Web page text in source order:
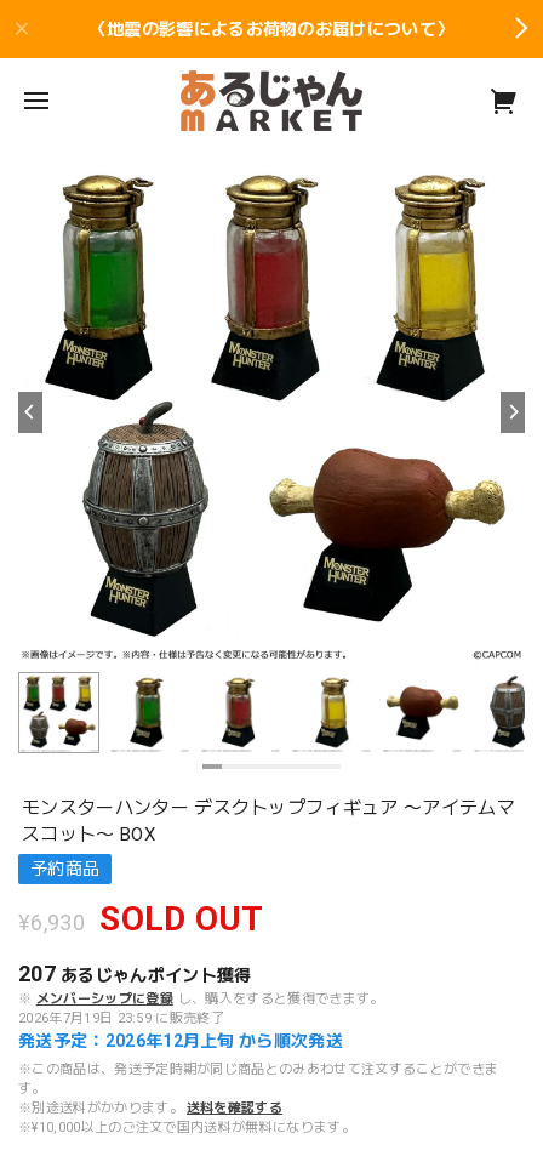
〈地震の影響によるお荷物のお届けについて〉
モンスターハンター デスクトップフィギュア 〜アイテムマ
スコット〜 BOX
予約商品
¥6,930 SOLD OUT
207 あるじゃんポイント獲得
※ メンバーシップに登録 し、購入をすると獲得できます。
2026年7月19日 23:59 に販売終了
発送予定：2026年12月上旬 から順次発送
※この商品は、発送予定時期が同じ商品とのみあわせて注文することができま
す。
※別途送料がかかります。
送料を確認する
※¥10,000以上のご注文で国内送料が無料になります。